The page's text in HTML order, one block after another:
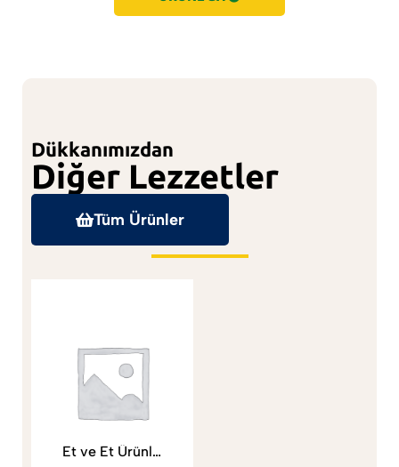
Dükkanımızdan
Diğer Lezzetler
Tüm Ürünler
Et ve Et Ürünleri